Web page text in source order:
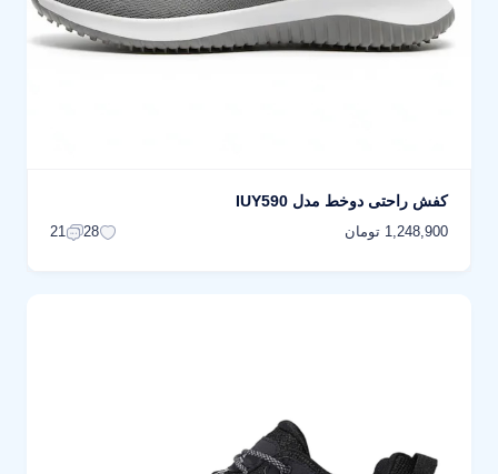
کفش راحتی دوخط مدل IUY590
1,248,900 تومان 28
21